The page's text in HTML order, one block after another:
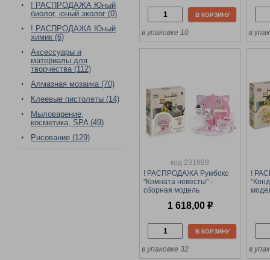
! РАСПРОДАЖА Юный
биолог, юный эколог (0)
! РАСПРОДАЖА Юный
химик (6)
Аксессуары и
материалы для
творчества (112)
Алмазная мозаика (70)
Клеевые пистолеты (14)
Мыловарение,
косметика, SPA (49)
Рисование (129)
В КОРЗИНУ
в упаковке 10 в
код 231689
! РАСПРОДАЖА Румбокс
"Комната невесты" -
сборная модель
инструменты, клей
1 618,00 р
В КОРЗИНУ
в упаковке 32
!
в